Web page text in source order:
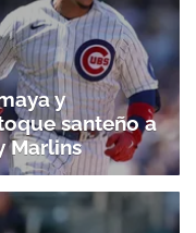
y
santeño a
Marlins